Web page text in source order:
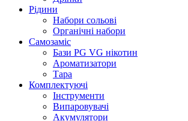
Рідини
Набори сольові
Органічні набори
Самозаміс
Бази PG VG нікотин
Ароматизатори
Тара
Комплектуючі
Інструменти
Випаровувачі
Акумулятори